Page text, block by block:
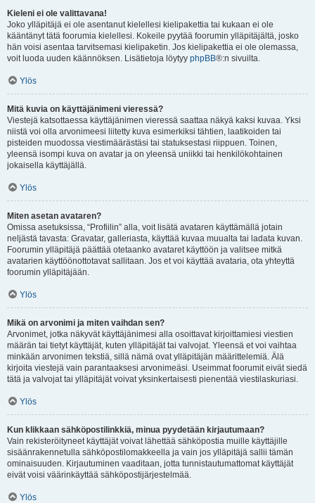
Kieleni ei ole valittavana!
Joko ylläpitäjä ei ole asentanut kielellesi kielipakettia tai kukaan ei ole
kääntänyt tätä foorumia kielellesi. Kokeile pyytää foorumin ylläpitäjältä, josko
hän voisi asentaa tarvitsemasi kielipaketin. Jos kielipakettia ei ole olemassa,
voit luoda uuden käännöksen. Lisätietoja löytyy phpBB®:n sivuilta.
Ylös
Mitä kuvia on käyttäjänimeni vieressä?
Viestejä katsottaessa käyttäjänimen vieressä saattaa näkyä kaksi kuvaa. Yksi
niistä voi olla arvonimeesi liitetty kuva esimerkiksi tähtien, laatikoiden tai
pisteiden muodossa viestimäärästäsi tai statuksestasi riippuen. Toinen,
yleensä isompi kuva on avatar ja on yleensä uniikki tai henkilökohtainen
jokaisella käyttäjällä.
Ylös
Miten asetan avataren?
Omissa asetuksissa, “Profiilin” alla, voit lisätä avataren käyttämällä jotain
neljästä tavasta: Gravatar, galleriasta, käyttää kuvaa muualta tai ladata kuvan.
Foorumin ylläpitäjä päättää otetaanko avataret käyttöön ja valitsee mitkä
avatarien käyttöönottotavat sallitaan. Jos et voi käyttää avataria, ota yhteyttä
foorumin ylläpitäjään.
Ylös
Mikä on arvonimi ja miten vaihdan sen?
Arvonimet, jotka näkyvät käyttäjänimesi alla osoittavat kirjoittamiesi viestien
määrän tai tietyt käyttäjät, kuten ylläpitäjät tai valvojat. Yleensä et voi vaihtaa
minkään arvonimen tekstiä, sillä nämä ovat ylläpitäjän määrittelemiä. Älä
kirjoita viestejä vain parantaaksesi arvonimeäsi. Useimmat foorumit eivät siedä
tätä ja valvojat tai ylläpitäjät voivat yksinkertaisesti pienentää viestilaskuriasi.
Ylös
Kun klikkaan sähköpostilinkkiä, minua pyydetään kirjautumaan?
Vain rekisteröityneet käyttäjät voivat lähettää sähköpostia muille käyttäjille
sisäänrakennetulla sähköpostilomakkeella ja vain jos ylläpitäjä sallii tämän
ominaisuuden. Kirjautuminen vaaditaan, jotta tunnistautumattomat käyttäjät
eivät voisi väärinkäyttää sähköpostijärjestelmää.
Ylös